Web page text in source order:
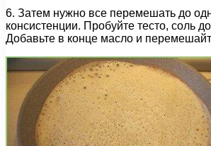
6. Затем нужно все перемешать до
консистенции. Пробуйте тесто, соль
Добавьте в конце масло и